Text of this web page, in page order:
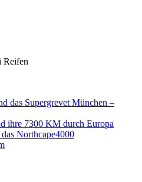
Reifen
das Supergrevet München –
ihre 7300 KM durch Europa
Northcape4000